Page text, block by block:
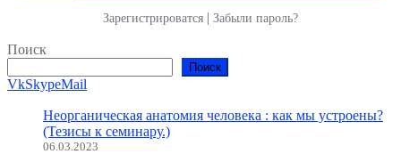
Зарегистрироватся | Забыли пароль?
Поиск
Поиск
VkSkypeMail
Неорганическая анатомия человека : как мы устроены?
(Тезисы к семинару.)
06.03.2023